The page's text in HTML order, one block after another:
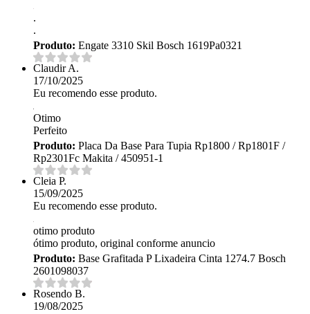
.
.
Produto: Engate 3310 Skil Bosch 1619Pa0321
Claudir A.
17/10/2025
Eu recomendo esse produto.
Otimo
Perfeito
Produto: Placa Da Base Para Tupia Rp1800 / Rp1801F /
Rp2301Fc Makita / 450951-1
Cleia P.
15/09/2025
Eu recomendo esse produto.
otimo produto
ótimo produto, original conforme anuncio
Produto: Base Grafitada P Lixadeira Cinta 1274.7 Bosch
2601098037
Rosendo B.
19/08/2025